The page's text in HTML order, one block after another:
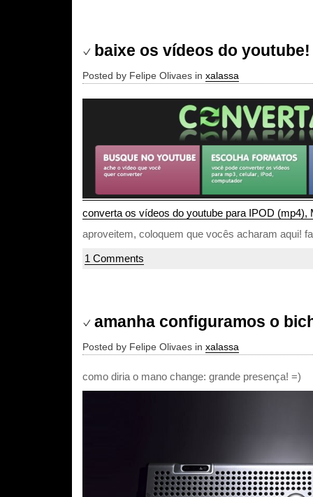
baixe os vídeos do youtube!
Posted by Felipe Olivaes in xalassa
converta os vídeos do youtube para IPOD (mp4),
aproveitem, coloquem que vocês acharam aqui!
1 Comments
amanha configuramos o
Posted by Felipe Olivaes in xalassa
como diria o mano change: grande presença! =)